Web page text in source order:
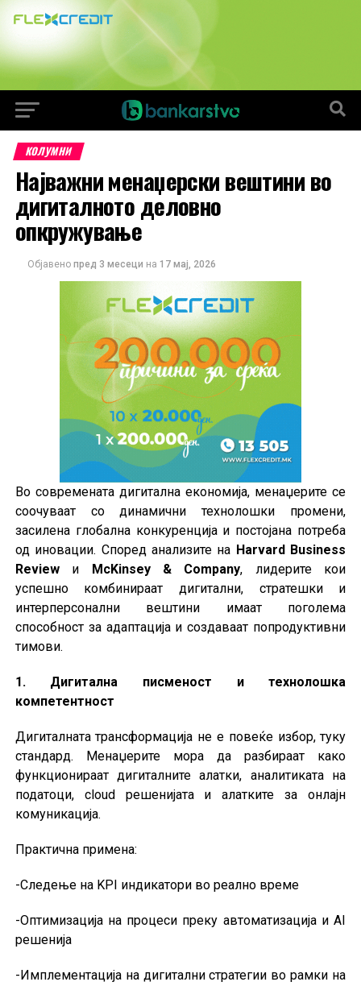
КОЛУМНИ
Најважни менаџерски вештини во
дигиталното деловно
опкружување
Објавено пред 3 месеци на 17 мај, 2026
Во современата дигитална економија, менаџерите се
соочуваат со динамични технолошки промени,
засилена глобална конкуренција и постојана потреба
од иновации. Според анализите на Harvard Business
Reviewи McKinsey & Company, лидерите кои
успешно комбинираат дигитални, стратешки и
интерперсонални вештини имаат поголема
способност за адаптација и создаваат попродуктивни
тимови.
1. Дигитална писменост и технолошка
компетентност
Дигиталната трансформација не е повеќе избор, туку
стандард. Менаџерите мора да разбираат како
функционираат дигиталните алатки, аналитиката на
податоци, cloud решенијата и алатките за онлајн
комуникација.
Практична примена:
-Следење на KPI индикатори во реално време
-Оптимизација на процеси преку автоматизација и AI
решенија
-Имплементација на дигитални стратегии во рамки на